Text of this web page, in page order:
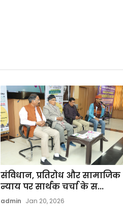
संविधान, प्रतिरोध और सामाजिक
न्याय पर सार्थक चर्चा के स...
admin Jan 20, 2026